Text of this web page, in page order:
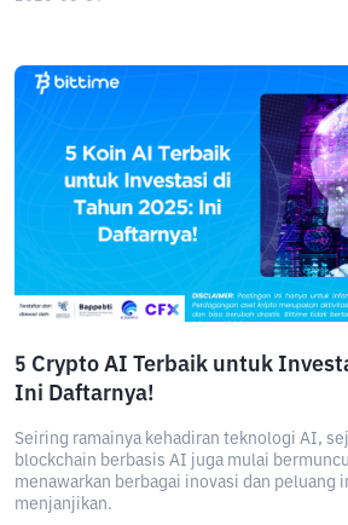
5 Crypto AI Terbaik untuk
Ini Daftarnya!
Seiring ramainya kehadiran teknologi AI,
blockchain berbasis AI juga mulai
menawarkan berbagai inovasi dan peluang
menjanjikan.